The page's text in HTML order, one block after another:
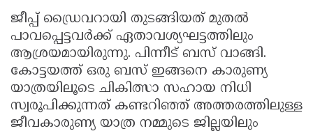
ജീപ്പ് ഡ്രൈവറായി തുടങ്ങിയത് മുതൽ
പാവപ്പെട്ടവർക്ക് ഏതാവശ്യഘട്ടത്തിലും
ആശ്രയമായിരുന്നു. പിന്നീട് ബസ് വാങ്ങി.
കോട്ടയത്ത് ഒരു ബസ് ഇങ്ങനെ കാരുണ്യ
യാത്രയിലൂടെ ചികിത്സാ സഹായ നിധി
സ്വരൂപിക്കുന്നത് കണ്ടറിഞ്ഞ് അത്തരത്തിലുള്ള
ജീവകാരുണ്യ യാത്ര നമ്മുടെ ജില്ലയിലും